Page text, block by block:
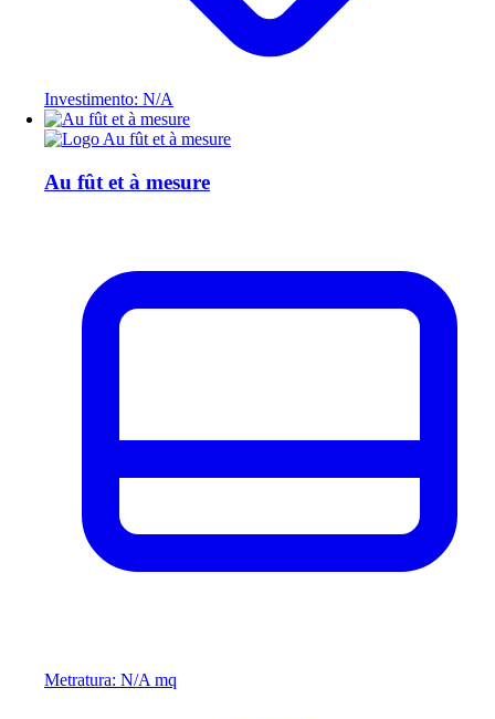
Investimento: N/A
Au fût et à mesure
Metratura: N/A mq